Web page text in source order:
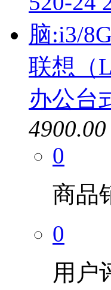
联想（
办公台
4900.00
0
商品
0
用户